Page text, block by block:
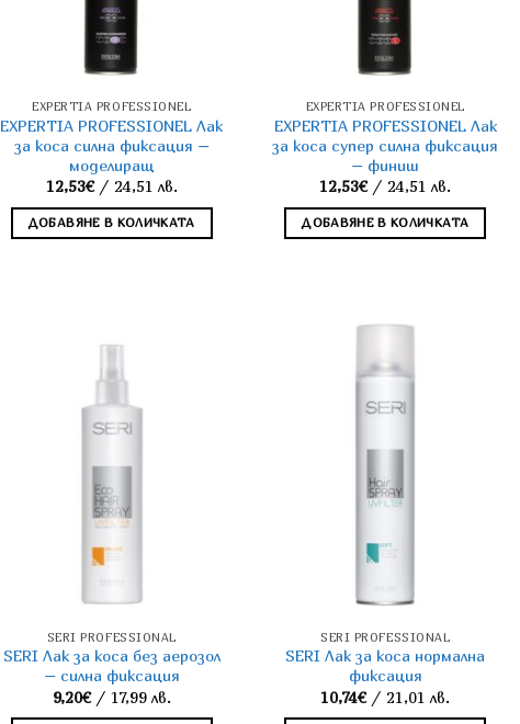
EXPERTIA PROFESSIONЕL
EXPERTIA PROFESSIONEL Лак
за коса силна фиксация –
моделиращ
12,53€/ 24,51 лв.
ДОБАВЯНЕ В КОЛИЧКАТА
EXPERTIA PROFESSIONЕL
EXPERTIA PROFESSIONEL Лак
за коса супер силна фиксация
– финиш
12,53€/ 24,51 лв.
ДОБАВЯНЕ В КОЛИЧКАТА
SERI PROFESSIONAL
SERI Лак за коса без аерозол
– силна фиксация
9,20€/ 17,99 лв.
SERI PROFESSIONAL
SERI Лак за коса нормална
фиксация
10,74€/ 21,01 лв.